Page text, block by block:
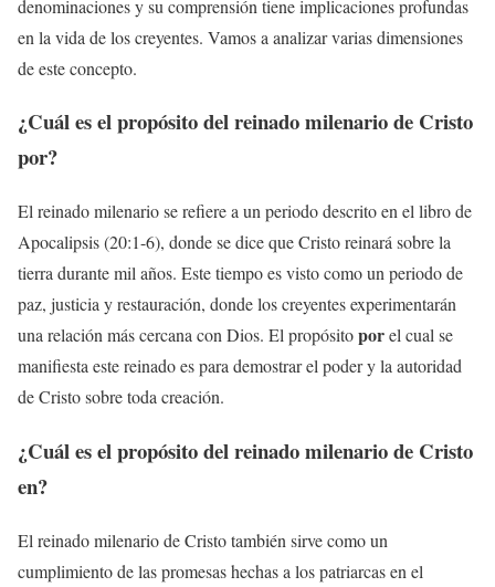
denominaciones y su comprensión tiene implicaciones profundas
en la vida de los creyentes. Vamos a analizar varias dimensiones
de este concepto.
¿Cuál es el propósito del reinado milenario de Cristo
por?
El reinado milenario se refiere a un periodo descrito en el libro de
Apocalipsis (20:1-6), donde se dice que Cristo reinará sobre la
tierra durante mil años. Este tiempo es visto como un periodo de
paz, justicia y restauración, donde los creyentes experimentarán
una relación más cercana con Dios. El propósitoporel cual se
manifiesta este reinado es para demostrar el poder y la autoridad
de Cristo sobre toda creación.
¿Cuál es el propósito del reinado milenario de Cristo
en?
El reinado milenario de Cristo también sirve como un
cumplimiento de las promesas hechas a los patriarcas en el